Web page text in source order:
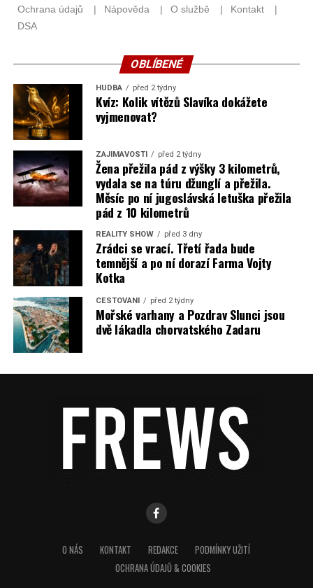
OBLÍBENÉ
HUDBA před 2 týdny
Kvíz: Kolik vítězů Slavíka dokážete
vyjmenovat?
ZAJÍMAVOSTI před 2 týdny
Žena přežila pád z výšky 3 kilometrů,
vydala se na túru džunglí a přežila.
Měsíc po ní jugoslávská letuška přežila
pád z 10 kilometrů
REALITY SHOW před 3 dny
Zrádci se vrací. Třetí řada bude
temnější a po ní dorazí Farma Vojty
Kotka
CESTOVÁNÍ před 2 týdny
Mořské varhany a Pozdrav Slunci jsou
dvě lákadla chorvatského Zadaru
O NÁS KONTAKT REDAKCE
PODMÍNKY UŽITÍ
OCHRANA ÚDAJŮ & COOKIES